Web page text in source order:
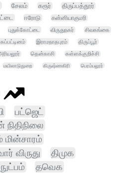
சேலம் கரூர்
திருப்பத்தூர்
ஈரோடு
கன்னியாகுமரி
புதுக்கோட்டை விருதுநகர்
சிவகங்கை
இராமநாதபுரம் திருப்பூர்
தென்காசி
கள்ளக்குறிச்சி
மயிலாடுதுறை கிருஷ்ணகிரி
பெரம்பலூர்
பட்ஜெட்
விருது
திமுக
தவெக